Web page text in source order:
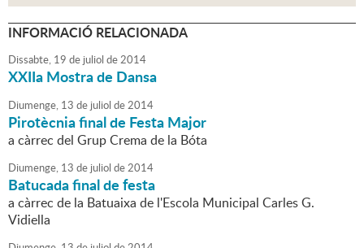
INFORMACIÓ RELACIONADA
Dissabte, 19 de juliol de2014
XXIIa Mostra de Dansa
Diumenge, 13 de juliol de2014
Pirotècnia final de Festa Major
a càrrec del Grup Crema de la Bóta
Diumenge, 13 de juliol de2014
Batucada final de festa
a càrrec de la Batuaixa de l'Escola Municipal Carles G.
Vidiella